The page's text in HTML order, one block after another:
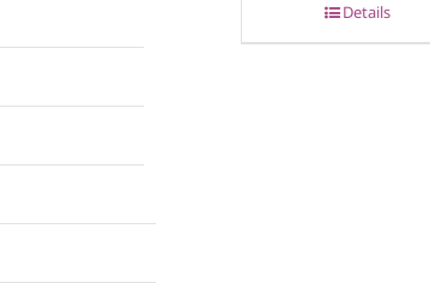
Details